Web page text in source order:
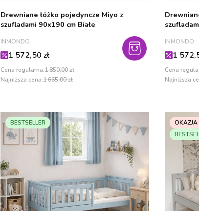
Drewniane łóżko pojedyncze Miyo z
szufladami 90x190 cm Białe
PRODUCENT
INMONDO
Cena promocyjna
1 572,50 zł
Cena regularna:1 850,00 zł
Najniższa cena:1 665,00 zł
PRODUCENT
INMONDO
Cena
1
Cena
Najniższa
BESTSELLER
OKAZJA